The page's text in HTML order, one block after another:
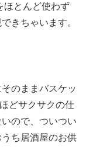
ほとんど使わず
きちゃいます。
のままバスケッ
どサクサクの仕
ので、ついつい
ち居酒屋のお供